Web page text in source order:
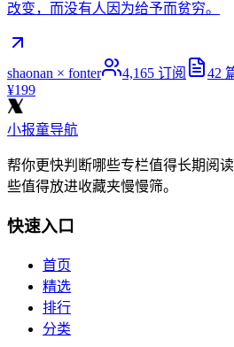
改变，而没有人因为给予而贫穷。
shaonan × fonter 4,165 订阅 42
¥199
小报童导航
帮你更快判断哪些专栏值得长期阅
些值得放进收藏夹慢慢筛。
快速入口
首页
精选
排行
分类